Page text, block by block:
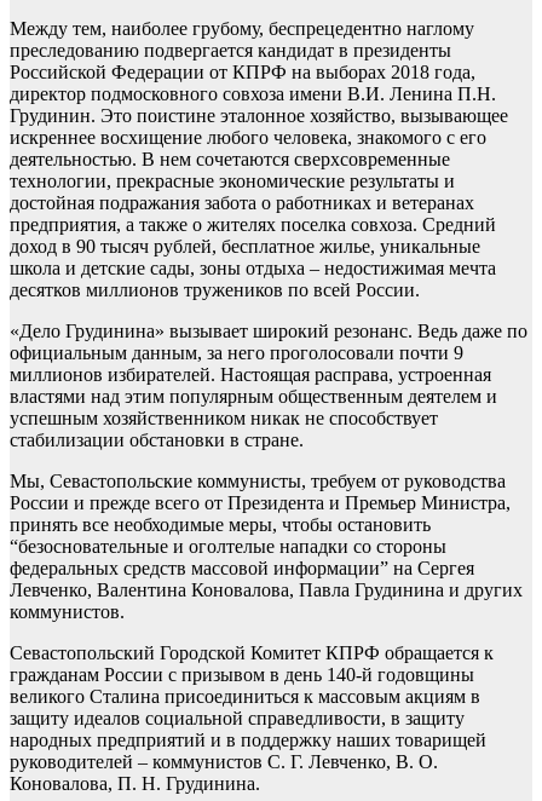
Между тем, наиболее грубому, беспрецедентно наглому
преследованию подвергается кандидат в президенты
Российской Федерации от КПРФ на выборах 2018 года,
директор подмосковного совхоза имени В.И. Ленина П.Н.
Грудинин. Это поистине эталонное хозяйство, вызывающее
искреннее восхищение любого человека, знакомого с его
деятельностью. В нем сочетаются сверхсовременные
технологии, прекрасные экономические результаты и
достойная подражания забота о работниках и ветеранах
предприятия, а также о жителях поселка совхоза. Средний
доход в 90 тысяч рублей, бесплатное жилье, уникальные
школа и детские сады, зоны отдыха – недостижимая мечта
десятков миллионов тружеников по всей России.
«Дело Грудинина» вызывает широкий резонанс. Ведь даже по
официальным данным, за него проголосовали почти 9
миллионов избирателей. Настоящая расправа, устроенная
властями над этим популярным общественным деятелем и
успешным хозяйственником никак не способствует
стабилизации обстановки в стране.
Мы, Севастопольские коммунисты, требуем от руководства
России и прежде всего от Президента и Премьер Министра,
принять все необходимые меры, чтобы остановить
“безосновательные и оголтелые нападки со стороны
федеральных средств массовой информации” на Сергея
Левченко, Валентина Коновалова, Павла Грудинина и других
коммунистов.
Севастопольский Городской Комитет КПРФ обращается к
гражданам России с призывом в день 140-й годовщины
великого Сталина присоединиться к массовым акциям в
защиту идеалов социальной справедливости, в защиту
народных предприятий и в поддержку наших товарищей
руководителей – коммунистов С. Г. Левченко, В. О.
Коновалова, П. Н. Грудинина.